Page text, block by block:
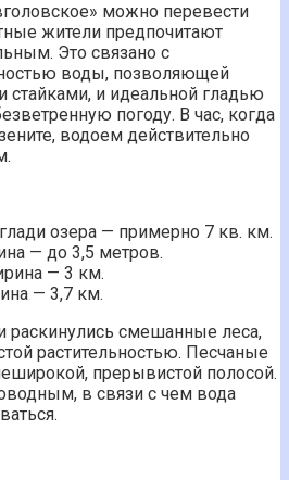
можно перевести
жители предпочитают
Это связано с
воды, позволяющей
и идеальной гладью
погоду. В час, когда
водоем действительно
озера — примерно 7 кв. км.
— до 3,5 метров.
— 3 км.
— 3,7 км.
раскинулись смешанные леса,
растительностью. Песчаные
прерывистой полосой.
в связи с чем вода